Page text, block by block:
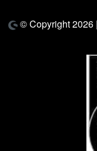
© Copyright 2026